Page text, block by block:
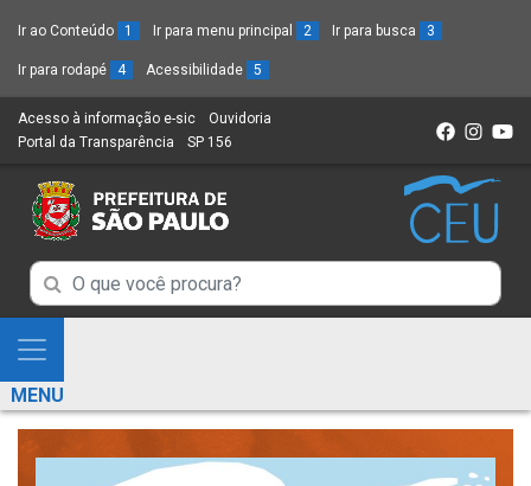
Ir ao Conteúdo 1 Ir para menu principal 2 Ir para busca 3
Ir para rodapé 4 Acessibilidade 5
Acesso à informação e-sic (Link
para
novo
sítio)
Ouvidoria
Portal da Transparência (Link
um
novo
SP 156
Campo
de
Busca
de
informações
Campo
de
de
informações
Mostra
e
Esconde
Menu
MENU